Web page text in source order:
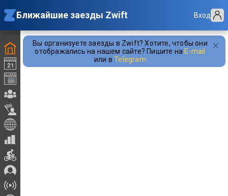
Ближайшие заезды Zwift Вход
Вы организуете заезды в Zwift? Хотите, чтобы они
отображались на нашем сайте? Пишите на E-mail
или в Telegram